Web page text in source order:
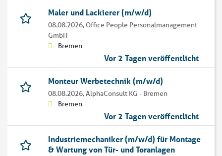
Maler und Lackierer (m/w/d)
08.08.2026, Office People Personalmanagement
GmbH
Bremen
Vor 2 Tagen veröffentlicht
Monteur Werbetechnik (m/w/d)
08.08.2026,AlphaConsult KG - Bremen
Bremen
Vor 2 Tagen veröffentlicht
Industriemechaniker (m/w/d) für Montage
& Wartung von Tür- und Toranlagen